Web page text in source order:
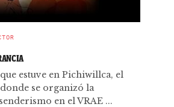
estuve en Pichiwillca, el
se organizó la
en el VRAE ...